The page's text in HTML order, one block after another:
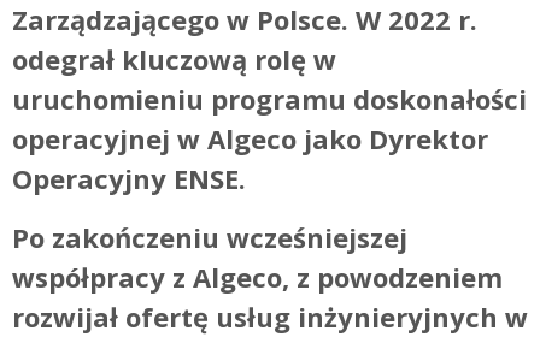
Zarządzającego w Polsce. W 2022 r.
odegrał kluczową rolę w
uruchomieniu programu doskonałości
operacyjnej w Algeco jako Dyrektor
Operacyjny ENSE.
Po zakończeniu wcześniejszej
współpracy z Algeco, z powodzeniem
rozwijał ofertę usług inżynieryjnych w